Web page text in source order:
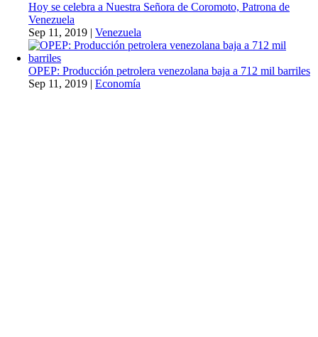
Hoy se celebra a Nuestra Señora de Coromoto, Patrona de
Venezuela
Sep 11, 2019 | Venezuela
OPEP: Producción petrolera venezolana baja a 712 mil barriles
Sep 11, 2019 | Economía